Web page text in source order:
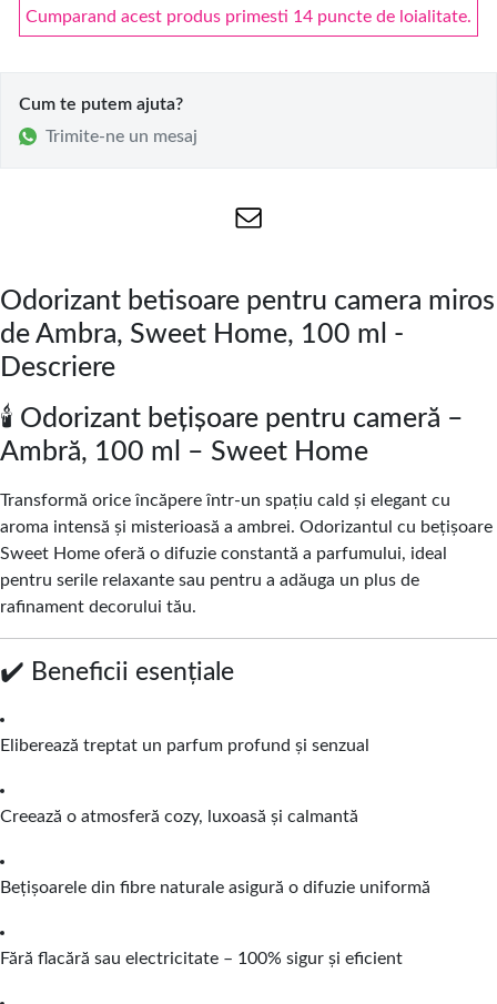
Cumparand acest produs primesti 14 puncte de loialitate.
Cum te putem ajuta?
Trimite-ne un mesaj
Odorizant betisoare pentru camera miros
de Ambra, Sweet Home, 100 ml -
Descriere
🕯️ Odorizant bețișoare pentru cameră –
Ambră, 100 ml – Sweet Home
Transformă orice încăpere într-un spațiu cald și elegant cu
aroma intensă și misterioasă a ambrei. Odorizantul cu bețișoare
Sweet Home oferă o difuzie constantă a parfumului, ideal
pentru serile relaxante sau pentru a adăuga un plus de
rafinament decorului tău.
✔️ Beneficii esențiale
Eliberează treptat un parfum profund și senzual
Creează o atmosferă cozy, luxoasă și calmantă
Bețișoarele din fibre naturale asigură o difuzie uniformă
Fără flacără sau electricitate – 100% sigur și eficient